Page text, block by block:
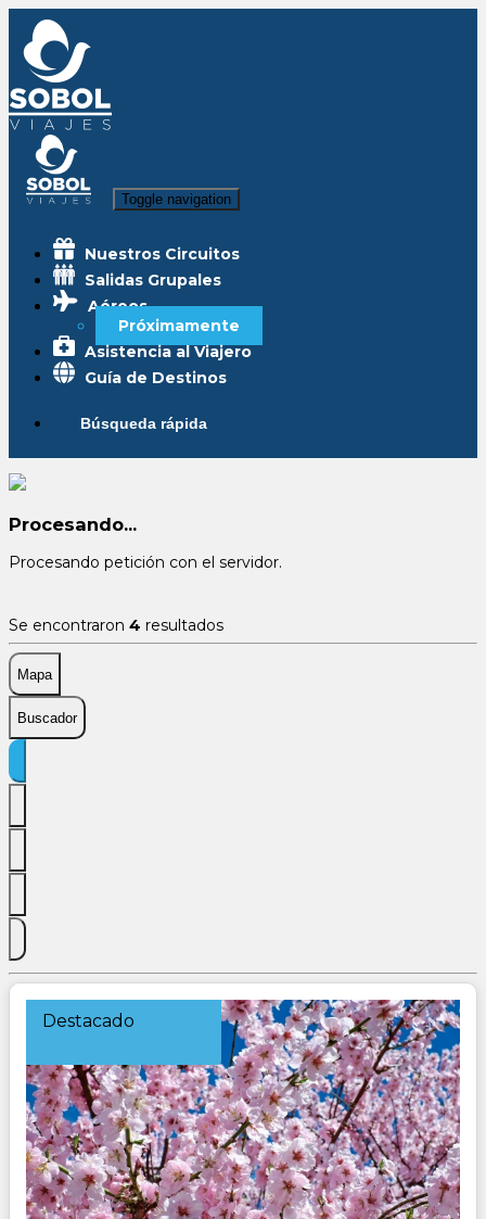
Toggle navigation
Nuestros Circuitos
Salidas Grupales
Aéreos
Próximamente
Asistencia al Viajero
Guía de Destinos
Búsqueda rápida
Procesando...
Procesando petición con el servidor.
Se encontraron 4 resultados
Mapa
Buscador
Destacado